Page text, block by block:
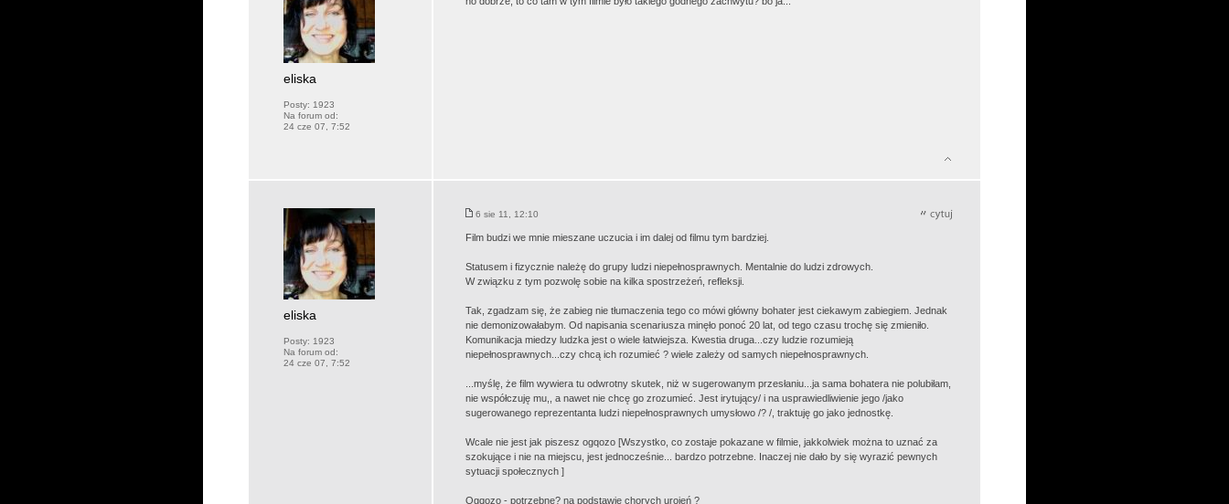
eliska
Posty: 1923
Na forum od:
24 cze 07, 7:52
eliska
Posty: 1923
Na forum od:
24 cze 07, 7:52
6 sie 11, 12:10
Film budzi we mnie mieszane uczucia i im dalej od filmu tym bardziej.
Statusem i fizycznie należę do grupy ludzi niepełnosprawnych. Mentalnie do ludzi zdrowych.
W związku z tym pozwolę sobie na kilka spostrzeżeń, refleksji.
Tak, zgadzam się, że zabieg nie tłumaczenia tego co mówi główny bohater jest ciekawym zabiegiem. Jednak
nie demonizowałabym. Od napisania scenariusza minęło ponoć 20 lat, od tego czasu trochę się zmieniło.
Komunikacja miedzy ludzka jest o wiele łatwiejsza. Kwestia druga...czy ludzie rozumieją
niepełnosprawnych...czy chcą ich rozumieć ? wiele zależy od samych niepełnosprawnych.
...myślę, że film wywiera tu odwrotny skutek, niż w sugerowanym przesłaniu...ja sama bohatera nie polubiłam,
nie współczuję mu,, a nawet nie chcę go zrozumieć. Jest irytujący/ i na usprawiedliwienie jego /jako
sugerowanego reprezentanta ludzi niepełnosprawnych umysłowo /? /, traktuję go jako jednostkę.
Wcale nie jest jak piszesz ogqozo [Wszystko, co zostaje pokazane w filmie, jakkolwiek można to uznać za
szokujące i nie na miejscu, jest jednocześnie... bardzo potrzebne. Inaczej nie dało by się wyrazić pewnych
sytuacji społecznych ]
Ogqozo - potrzebne? na podstawie chorych urojeń ?